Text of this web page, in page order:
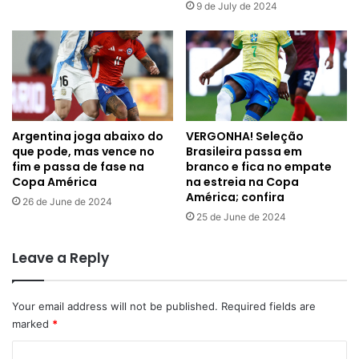
9 de July de 2024
Argentina joga abaixo do
que pode, mas vence no
fim e passa de fase na
Copa América
26 de June de 2024
VERGONHA! Seleção
Brasileira passa em
branco e fica no empate
na estreia na Copa
América; confira
25 de June de 2024
Leave a Reply
Your email address will not be published. Required fields are
marked *